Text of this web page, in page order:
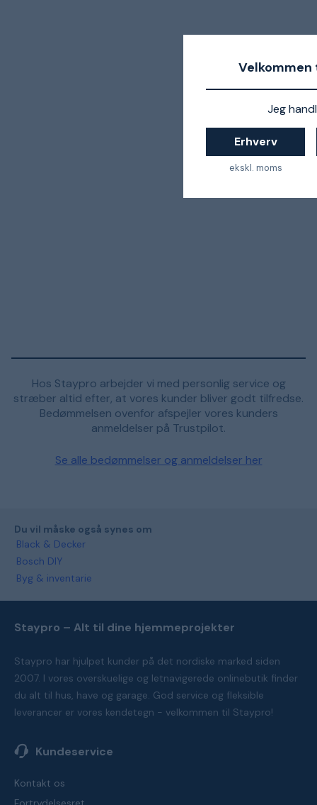
Jeg
Erhverv
ekskl. moms
Hos Staypro arbejder vi med personlig service og
stræber altid efter, at vores kunder bliver godt tilfredse.
Bedømmelsen ovenfor afspejler vores kunders
anmeldelser på Trustpilot.
Se alle bedømmelser og anmeldelser her
Du vil måske også synes om
Black & Decker
Bosch DIY
Byg & inventarie
Staypro – Alt til dine hjemmeprojekter
Staypro har hjulpet kunder på det nordiske marked siden
2007. I vores overskuelige og letnavigerede onlinebutik finder
du alt til hus, have og garage. God service og fleksible
leverancer er vores kendetegn - velkommen til Staypro!
Kundeservice
Kontakt os